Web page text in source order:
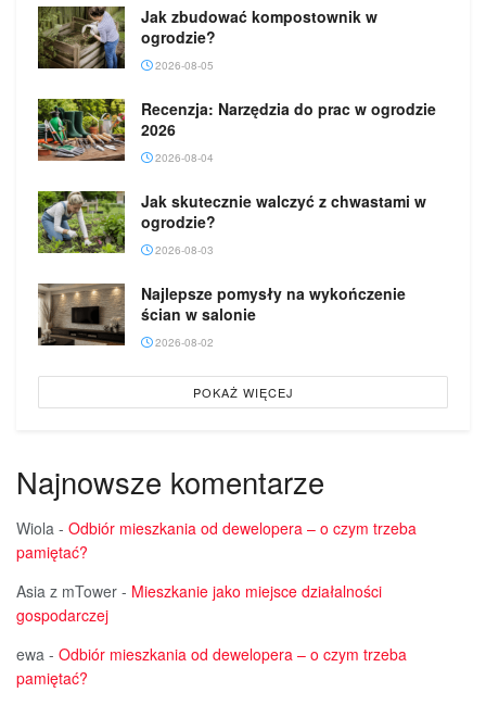
Jak zbudować kompostownik w
ogrodzie?
2026-08-05
Recenzja: Narzędzia do prac w ogrodzie
2026
2026-08-04
Jak skutecznie walczyć z chwastami w
ogrodzie?
2026-08-03
Najlepsze pomysły na wykończenie
ścian w salonie
2026-08-02
POKAŻ WIĘCEJ
Najnowsze komentarze
Wiola - Odbiór mieszkania od dewelopera – o czym trzeba
pamiętać?
Asia z mTower - Mieszkanie jako miejsce działalności
gospodarczej
ewa - Odbiór mieszkania od dewelopera – o czym trzeba
pamiętać?